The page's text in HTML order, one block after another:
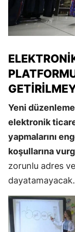
Yeni
elektronik
yapmalarını
koşullarına
zorunlu adres
dayatamayacak.